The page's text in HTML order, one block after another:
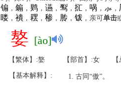
䦂 ， 䥇 ， 䴗， 䜩， 䴕， 㧟 ， 㖞 ， ⺗ ，
䁖， 䙡， 䎬 ， 䅟， 䏝， 䥽，亲可单击
嫯 [ào]
【繁体】:嫯 【部首】:女
【基本解释】: 古同“傲”。